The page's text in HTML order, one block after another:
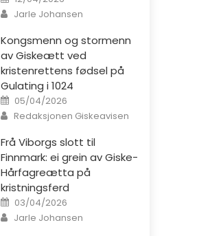
Author
Jarle Johansen
Kongsmenn og stormenn
av Giskeætt ved
kristenrettens fødsel på
Gulating i 1024
Posted on
05/04/2026
Author
Redaksjonen Giskeavisen
Frå Viborgs slott til
Finnmark: ei grein av Giske-
Hårfagreætta på
kristningsferd
Posted on
03/04/2026
Author
Jarle Johansen